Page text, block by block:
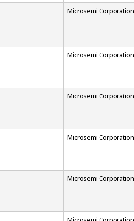
Microsemi Corporation
Microsemi Corporation
Microsemi Corporation
Microsemi Corporation
Microsemi Corporation